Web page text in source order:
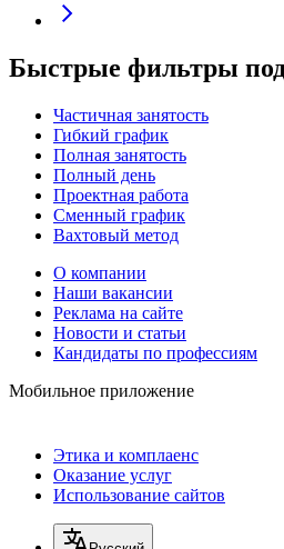
Быстрые фильтры
Частичная занятость
Гибкий график
Полная занятость
Полный день
Проектная работа
Сменный график
Вахтовый метод
О компании
Наши вакансии
Реклама на сайте
Новости и статьи
Кандидаты по профессиям
Мобильное приложение
Этика и комплаенс
Оказание услуг
Использование сайтов